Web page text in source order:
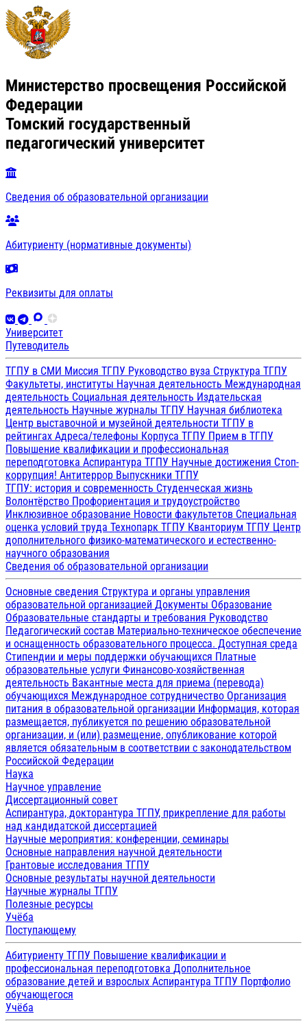
Министерство просвещения Российской
Федерации
Томский государственный
педагогический университет
Сведения об образовательной организации
Абитуриенту (нормативные документы)
Реквизиты для оплаты
Университет
Путеводитель
ТГПУ в СМИ Миссия ТГПУ Руководство вуза Структура ТГПУ
Факультеты, институты Научная деятельность Международная
деятельность Социальная деятельность Издательская
деятельность Научные журналы ТГПУ Научная библиотека
Центр выставочной и музейной деятельности ТГПУ в
рейтингах Адреса/телефоны Корпуса ТГПУ Прием в ТГПУ
Повышение квалификации и профессиональная
переподготовка Аспирантура ТГПУ Научные достижения Стоп-
коррупция! Антитеррор Выпускники ТГПУ
ТГПУ: история и современность Студенческая жизнь
Волонтёрство Профориентация и трудоустройство
Инклюзивное образование Новости факультетов Специальная
оценка условий труда Технопарк ТГПУ Кванториум ТГПУ Центр
дополнительного физико-математического и естественно-
научного образования
Сведения об образовательной организации
Основные сведения Структура и органы управления
образовательной организацией Документы Образование
Образовательные стандарты и требования Руководство
Педагогический состав Материально-техническое обеспечение
и оснащенность образовательного процесса. Доступная среда
Стипендии и меры поддержки обучающихся Платные
образовательные услуги Финансово-хозяйственная
деятельность Вакантные места для приема (перевода)
обучающихся Международное сотрудничество Организация
питания в образовательной организации Информация, которая
размещается, публикуется по решению образовательной
организации, и (или) размещение, опубликование которой
является обязательным в соответствии с законодательством
Российской Федерации
Наука
Научное управление
Диссертационный совет
Аспирантура, докторантура ТГПУ, прикрепление для работы
над кандидатской диссертацией
Научные мероприятия: конференции, семинары
Основные направления научной деятельности
Грантовые исследования ТГПУ
Основные результаты научной деятельности
Научные журналы ТГПУ
Полезные ресурсы
Учёба
Поступающему
Абитуриенту ТГПУ Повышение квалификации и
профессиональная переподготовка Дополнительное
образование детей и взрослых Аспирантура ТГПУ Портфолио
обучающегося
Учёба